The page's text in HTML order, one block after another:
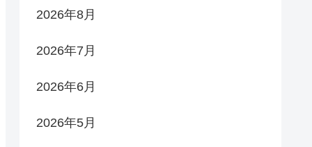
2026年8月
2026年7月
2026年6月
2026年5月